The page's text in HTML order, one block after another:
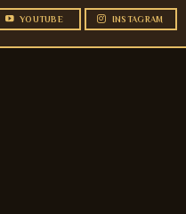
YOUTUBE INSTAGRAM